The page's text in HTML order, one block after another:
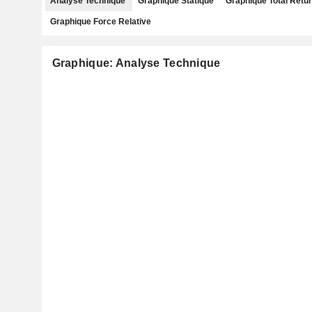
Graphique Force Relative
Graphique: Analyse Technique